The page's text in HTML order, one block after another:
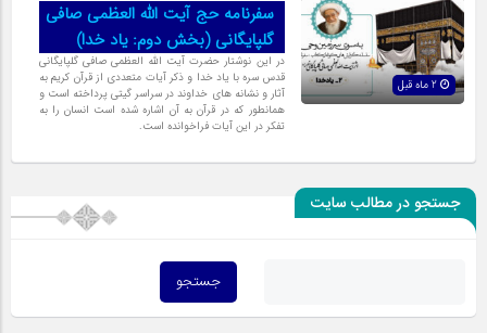
سفرنامه حج آیت الله العظمی صافی
گلپایگانی (بخش دوم: یاد خدا)
در این نوشتار حضرت آیت الله العظمی صافی گلپایگانی
قدس سره با یاد خدا و ذکر آیات متعددی از قرآن کریم به
آثار و نشانه های خداوند در سراسر گیتی پرداخته است و
همانطور که در قرآن به آن اشاره شده است انسان را به
تفکر در این آیات فراخوانده است.
جستجو در مطالب سایت